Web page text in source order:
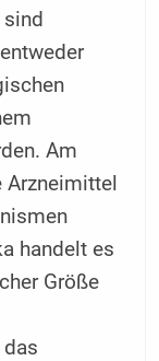
Am
handelt es
Größe